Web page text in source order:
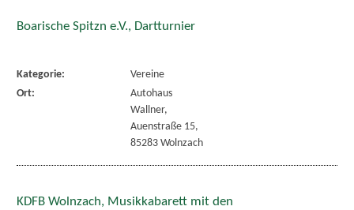
Boarische Spitzn e.V., Dartturnier
Kategorie:
Vereine
Ort:
Autohaus
Wallner,
Auenstraße 15,
85283 Wolnzach
KDFB Wolnzach, Musikkabarett mit den